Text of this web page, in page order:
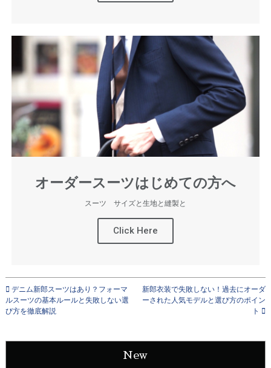
オーダースーツはじめての方へ
スーツ サイズと生地と縫製と
Click Here
デニム新郎スーツはあり？フォーマ
ルスーツの基本ルールと失敗しない選
び方を徹底解説
新郎衣装で失敗しない！過去にオーダ
ーされた人気モデルと選び方のポイン
ト
New